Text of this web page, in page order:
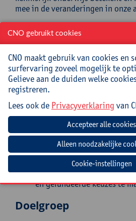
mee in de veranderingen in onze
Doelstellingen
heb je zicht op de
schoolteam op vlak van
basisonderwijs en
basismodule toe binnen de
schoolcontext;
heb je als kernteam
systematisch gewerkt aan
van jouw leerkrachtenteam;
werk je als kernteam
evidence-informed
en gefundeerde keuzes te
Doelgroep
CNO gebruikt cookies
CNO maakt gebruik van cookies en
surfervaring zoveel mogelijk te
Gelieve aan de duiden welke
registreren.
Lees ook de Privacyverklaring van
Cookie-instellingen